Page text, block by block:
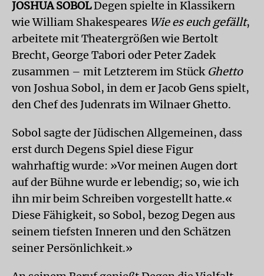
JOSHUA SOBOLDegen spielte in Klassikern
wie William Shakespeares Wie es euch gefällt,
arbeitete mit Theatergrößen wie Bertolt
Brecht, George Tabori oder Peter Zadek
zusammen – mit Letzterem im Stück Ghetto
von Joshua Sobol, in dem er Jacob Gens spielt,
den Chef des Judenrats im Wilnaer Ghetto.
Sobol sagte der Jüdischen Allgemeinen, dass
erst durch Degens Spiel diese Figur
wahrhaftig wurde: »Vor meinen Augen dort
auf der Bühne wurde er lebendig; so, wie ich
ihn mir beim Schreiben vorgestellt hatte.«
Diese Fähigkeit, so Sobol, bezog Degen aus
seinem tiefsten Inneren und den Schätzen
seiner Persönlichkeit.»